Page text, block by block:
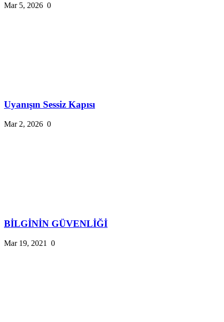
Mar 5, 2026 0
Uyanışın Sessiz Kapısı
Mar 2, 2026 0
BİLGİNİN GÜVENLİĞİ
Mar 19, 2021 0